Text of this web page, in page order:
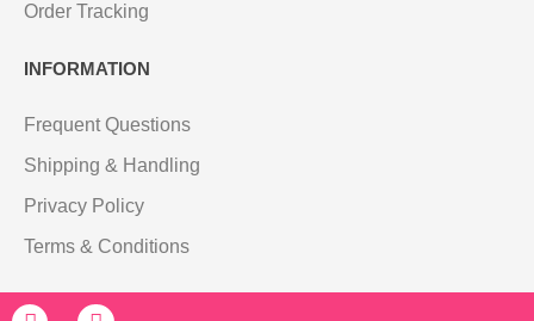
Order Tracking
INFORMATION
Frequent Questions
Shipping & Handling
Privacy Policy
Terms & Conditions